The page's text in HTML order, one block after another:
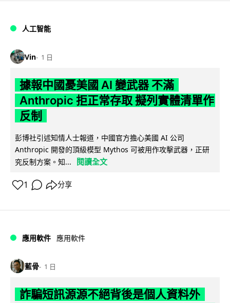
人工智能
Vin 1 日
據報中國憂美國 AI 變武器 不滿
Anthropic 拒正常存取 擬列實體清單作
反制
彭博社引述知情人士報道，中國官方擔心美國 AI 公司
Anthropic 開發的頂級模型 Mythos 可被用作攻擊武器，正研
究反制方案。知...
閱讀全文
1 分享
應用軟件 應用軟件
藍骨 1 日
詐騙短訊源源不絕背後是個人資料外